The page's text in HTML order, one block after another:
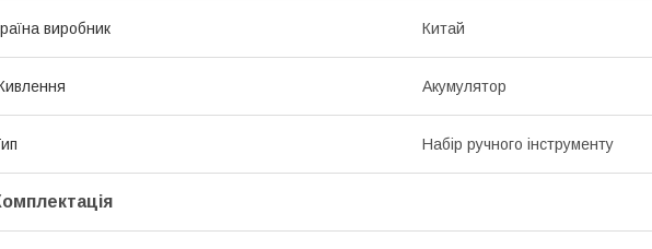
виробник Китай
Акумулятор
Набір ручного інструменту